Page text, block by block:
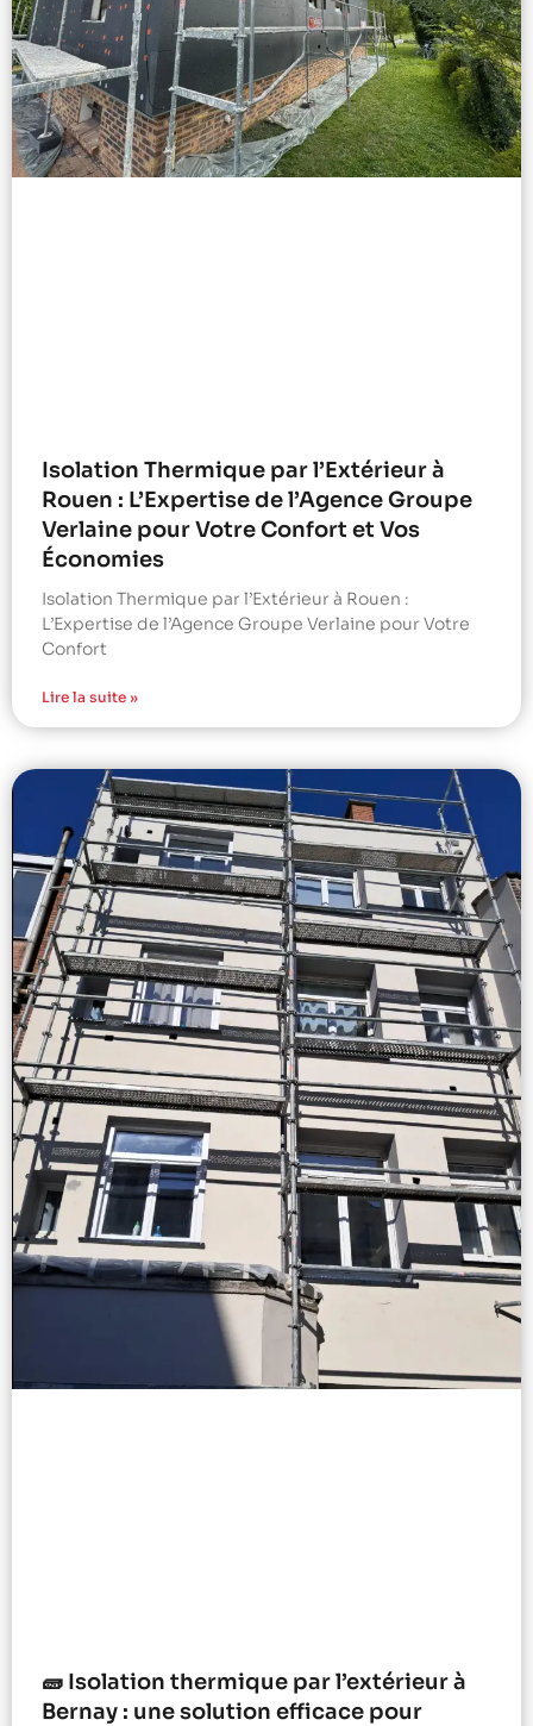
Isolation Thermique par l’Extérieur à
Rouen : L’Expertise de l’Agence Groupe
Verlaine pour Votre Confort et Vos
Économies
Isolation Thermique par l’Extérieur à Rouen :
L’Expertise de l’Agence Groupe Verlaine pour Votre
Confort
Lire la suite »
🧱 Isolation thermique par l’extérieur à
Bernay : une solution efficace pour